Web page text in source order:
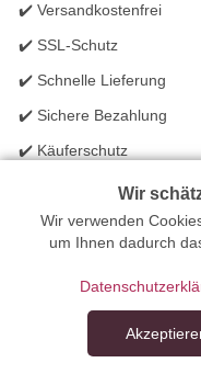
✔️ Versandkostenfrei
✔️ SSL-Schutz
✔️ Schnelle Lieferung
✔️ Sichere Bezahlung
✔️ Käuferschutz
✔️ B2B Programm
✔️ Schneller Support
Ihr Onlinefachhandel
Wir
Wir verwenden
um Ihnen dadurch